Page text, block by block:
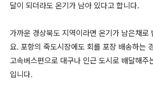
달이 되더라도 온기가 남아 있다고 합니다.
가까운 경상북도 지역이라면 온기가 남은채로
요. 포항의 죽도시장에도 회를 포장 배송하는
고속버스편으로 대구나 인근 도시로 배달해주
입니다.